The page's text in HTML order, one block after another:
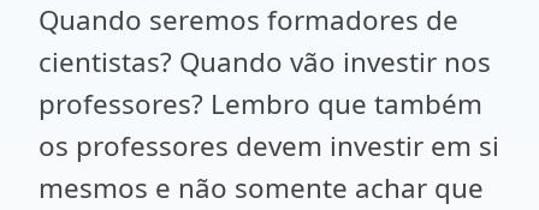
Quando seremos formadores de
cientistas? Quando vão investir nos
professores? Lembro que também
os professores devem investir em si
mesmos e não somente achar que